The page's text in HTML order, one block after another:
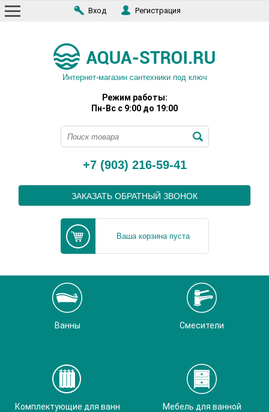
Вход Регистрация
Интернет-магазин сантехники под ключ
Режим работы:
Пн-Вс с 9:00 до 19:00
+7 (903) 216-59-41
ЗАКАЗАТЬ ОБРАТНЫЙ ЗВОНОК
Ваша корзина пуста
Ванны Смесители
Комплектующие для ванн Мебель для ванной